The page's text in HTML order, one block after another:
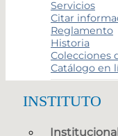
Servicios
Citar
Reglamento
Historia
Colecciones
Catálogo en
INSTITUTO
Institucional